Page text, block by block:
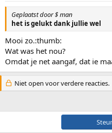
Geplaatst door $ man
het is gelukt dank jullie wel
Mooi zo.:thumb:
Wat was het nou?
Omdat je net aangaf, dat ie
Niet open voor verdere reacties.